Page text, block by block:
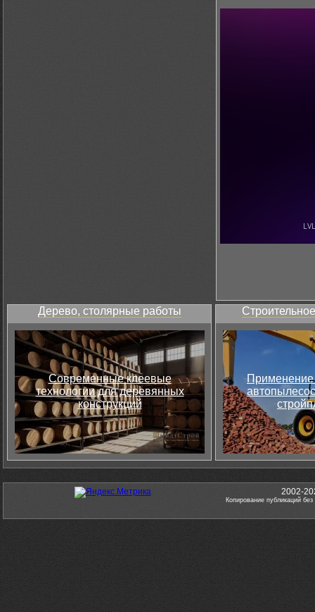
Дерево, столярные работы
Современные клеевые
технологии для деревянных
конструкций
Применение
2002-
Копирование публикаций